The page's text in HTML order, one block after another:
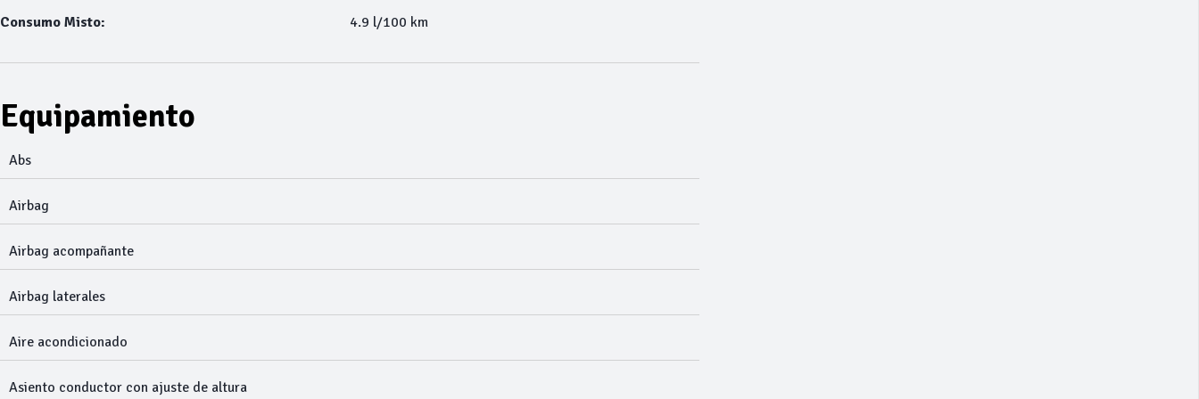
Consumo Misto: 4.9 l/100 km
Equipamiento
Abs
Airbag
Airbag acompañante
Airbag laterales
Aire acondicionado
Asiento conductor con ajuste de altura